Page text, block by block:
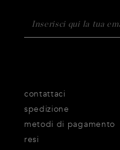
contattaci
spedizione
metodi di pagamento
resi